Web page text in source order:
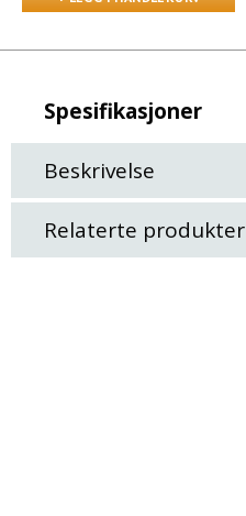
Spesifikasjoner
Beskrivelse
Relaterte produkter